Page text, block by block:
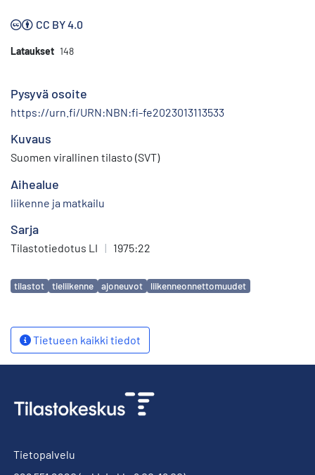
CC BY 4.0
Lataukset 148
Pysyvä osoite
https://urn.fi/URN:NBN:fi-fe2023013113533
Kuvaus
Suomen virallinen tilasto (SVT)
Aihealue
liikenne ja matkailu
Sarja
Tilastotiedotus LI | 1975:22
Avainsanat
tilastot tieliikenne ajoneuvot liikenneonnettomuudet
Tietueen kaikki tiedot
Tietopalvelu